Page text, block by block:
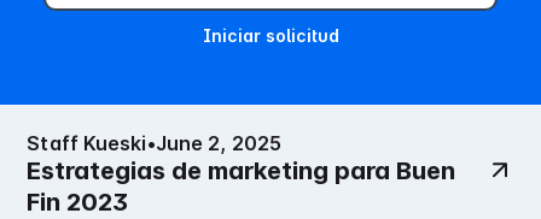
Iniciar solicitud
Staff Kueski•June 2, 2025
Estrategias de marketing para Buen
Fin 2023